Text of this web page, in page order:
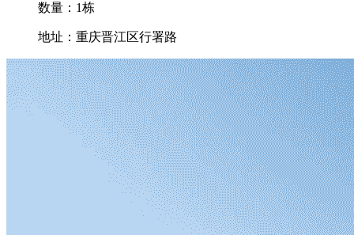
数量：1栋
地址：重庆晋江区行署路